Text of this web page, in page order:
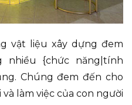
vật liệu xây dựng đem
nhiều {chức năng|tính
Chúng đem đến cho
làm việc của con người